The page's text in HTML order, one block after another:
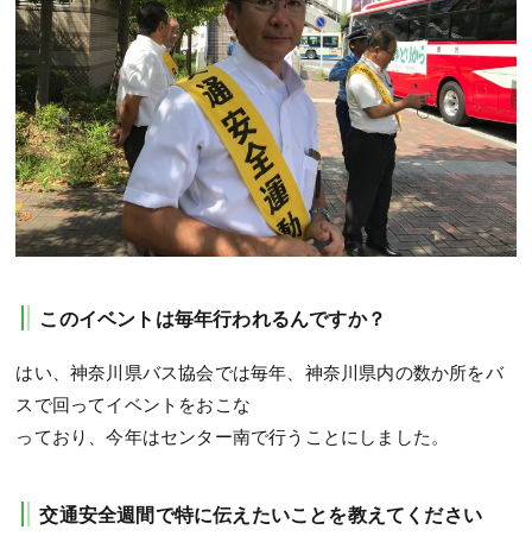
このイベントは毎年行われるんですか？
はい、神奈川県バス協会では毎年、神奈川県内の数か所をバ
スで回ってイベントをおこな
っており、今年はセンター南で行うことにしました。
交通安全週間で特に伝えたいことを教えてください